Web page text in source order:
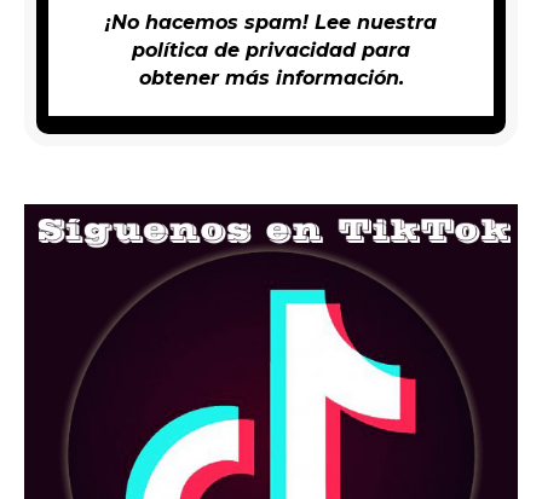
¡No hacemos spam! Lee nuestra
política de privacidadpara
obtener más información.